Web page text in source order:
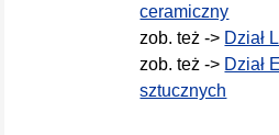
ceramiczny
zob. też -> Dział
zob. też -> Dział
sztucznych